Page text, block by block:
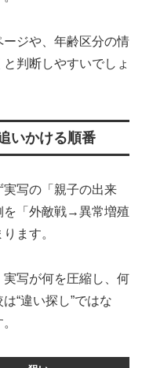
ジや、年齢区分の情
判断しやすいでしょ
いかける順番
写の「親子の出来
を「外敵戦→異常増殖
ます。
写が何を圧縮し、何
“違い探し”ではな